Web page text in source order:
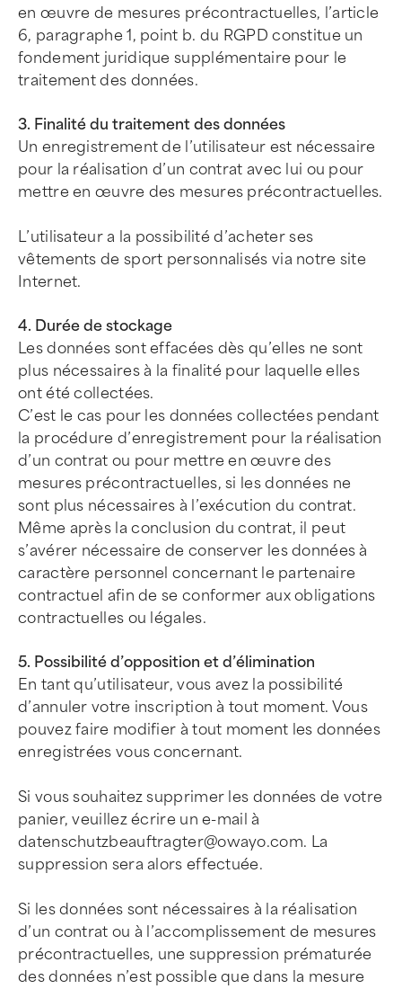
en œuvre de mesures précontractuelles, l’article
6, paragraphe 1, point b. du RGPD constitue un
fondement juridique supplémentaire pour le
traitement des données.
3. Finalité du traitement des données
Un enregistrement de l’utilisateur est nécessaire
pour la réalisation d’un contrat avec lui ou pour
mettre en œuvre des mesures précontractuelles.
L’utilisateur a la possibilité d’acheter ses
vêtements de sport personnalisés via notre site
Internet.
4. Durée de stockage
Les données sont effacées dès qu’elles ne sont
plus nécessaires à la finalité pour laquelle elles
ont été collectées.
C’est le cas pour les données collectées pendant
la procédure d’enregistrement pour la réalisation
d’un contrat ou pour mettre en œuvre des
mesures précontractuelles, si les données ne
sont plus nécessaires à l’exécution du contrat.
Même après la conclusion du contrat, il peut
s’avérer nécessaire de conserver les données à
caractère personnel concernant le partenaire
contractuel afin de se conformer aux obligations
contractuelles ou légales.
5. Possibilité d’opposition et d’élimination
En tant qu’utilisateur, vous avez la possibilité
d’annuler votre inscription à tout moment. Vous
pouvez faire modifier à tout moment les données
enregistrées vous concernant.
Si vous souhaitez supprimer les données de votre
panier, veuillez écrire un e-mail à
datenschutzbeauftragter@owayo.com. La
suppression sera alors effectuée.
Si les données sont nécessaires à la réalisation
d’un contrat ou à l’accomplissement de mesures
précontractuelles, une suppression prématurée
des données n’est possible que dans la mesure